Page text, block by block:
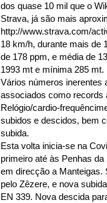
dos quase 10 mil que o
Strava, já são mais
http://www.strava.com/
18 km/h, durante mais de
de 178 ppm, e média de
1993 mt e mínima 285 mt.
Vários números inerentes
associados como records
Relógio/cardio-
subidos e descidos, bem
subida.
Esta volta inicia-se na
primeiro até às Penhas
em direcção a Manteigas.
pelo Zêzere, e nova
EN 339. Nova descida